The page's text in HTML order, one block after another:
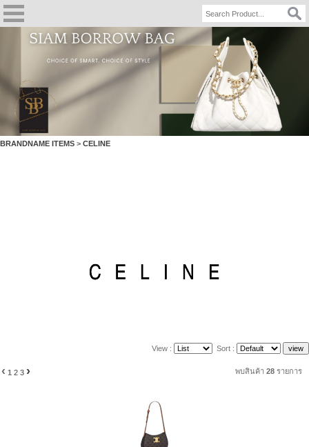
BRANDNAME ITEMS > CELINE
View : Sort :
‹ 1 2 3 › พบสินค้า 28 รายการ